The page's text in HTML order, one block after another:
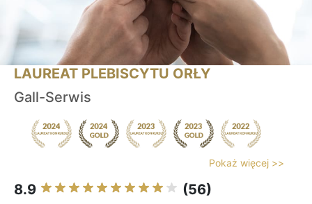
LAUREAT PLEBISCYTU ORŁY
Gall-Serwis
Pokaż więcej >>
8.9 (56)